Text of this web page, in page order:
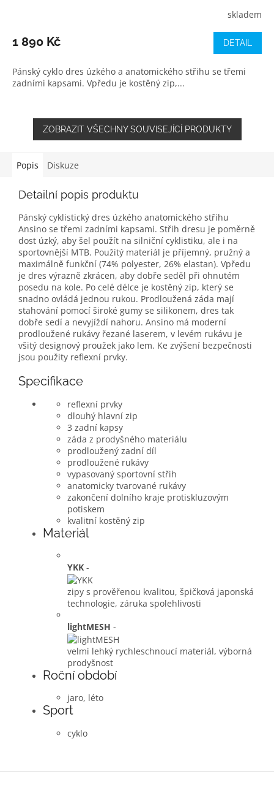
skladem
1 890 Kč DETAIL
Pánský cyklo dres úzkého a anatomického střihu se třemi
zadními kapsami. Vpředu je kostěný zip,...
ZOBRAZIT VŠECHNY SOUVISEJÍCÍ PRODUKTY
Popis Diskuze
Detailní popis produktu
Pánský cyklistický dres úzkého anatomického střihu
Ansino se třemi zadními kapsami. Střih dresu je poměrně
dost úzký, aby šel použít na silniční cyklistiku, ale i na
sportovnější MTB. Použitý materiál je příjemný, pružný a
maximálně funkční (74% polyester, 26% elastan). Vpředu
je dres výrazně zkrácen, aby dobře seděl při ohnutém
posedu na kole. Po celé délce je kostěný zip, který se
snadno ovládá jednou rukou. Prodloužená záda mají
stahování pomocí široké gumy se silikonem, dres tak
dobře sedí a nevyjíždí nahoru. Ansino má moderní
prodloužené rukávy řezané laserem, v levém rukávu je
všitý designový proužek jako lem. Ke zvýšení bezpečnosti
jsou použity reflexní prvky.
Specifikace
reflexní prvky
dlouhý hlavní zip
3 zadní kapsy
záda z prodyšného materiálu
prodloužený zadní díl
prodloužené rukávy
vypasovaný sportovní střih
anatomicky tvarované rukávy
zakončení dolního kraje protiskluzovým
potiskem
kvalitní kostěný zip
Materiál
YKK -
zipy s prověřenou kvalitou, špičková japonská
technologie, záruka spolehlivosti
lightMESH -
velmi lehký rychleschnoucí materiál, výborná
prodyšnost
Roční období
jaro, léto
Sport
cyklo